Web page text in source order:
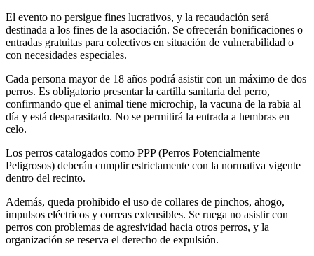
El evento no persigue fines lucrativos, y la recaudación será
destinada a los fines de la asociación. Se ofrecerán bonificaciones o
entradas gratuitas para colectivos en situación de vulnerabilidad o
con necesidades especiales.
Cada persona mayor de 18 años podrá asistir con un máximo de dos
perros. Es obligatorio presentar la cartilla sanitaria del perro,
confirmando que el animal tiene microchip, la vacuna de la rabia al
día y está desparasitado. No se permitirá la entrada a hembras en
celo.
Los perros catalogados como PPP (Perros Potencialmente
Peligrosos) deberán cumplir estrictamente con la normativa vigente
dentro del recinto.
Además, queda prohibido el uso de collares de pinchos, ahogo,
impulsos eléctricos y correas extensibles. Se ruega no asistir con
perros con problemas de agresividad hacia otros perros, y la
organización se reserva el derecho de expulsión.